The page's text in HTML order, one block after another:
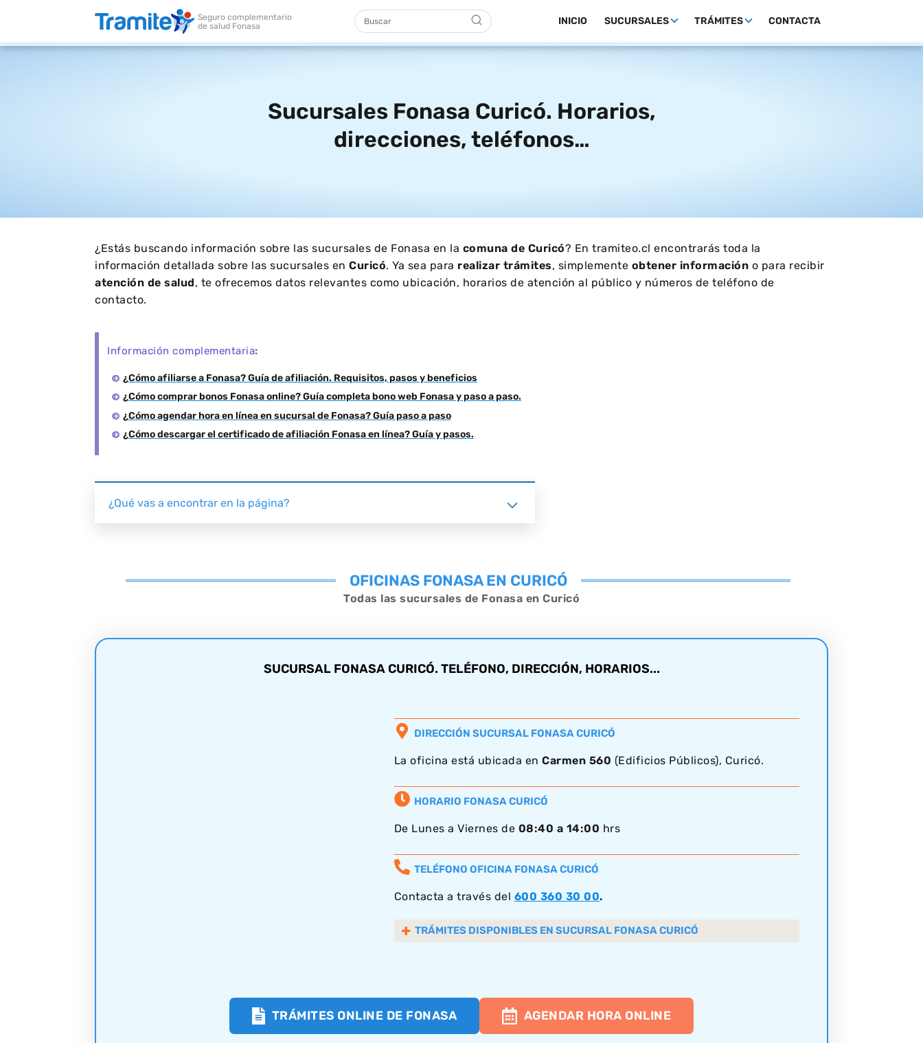
INICIO SUCURSALES TRÁMITES CONTACTA
Sucursales Fonasa Curicó. Horarios,
direcciones, teléfonos…
¿Estás buscando información sobre las sucursales de Fonasa en la comuna de Curicó? En tramiteo.cl encontrarás toda la
información detallada sobre las sucursales en Curicó. Ya sea para realizar trámites, simplemente obtener información o para recibir
atención de salud, te ofrecemos datos relevantes como ubicación, horarios de atención al público y números de teléfono de
contacto.
Información complementaria:
¿Cómo afiliarse a Fonasa? Guía de afiliación. Requisitos, pasos y beneficios
¿Cómo comprar bonos Fonasa online? Guía completa bono web Fonasa y paso a paso.
¿Cómo agendar hora en línea en sucursal de Fonasa? Guía paso a paso
¿Cómo descargar el certificado de afiliación Fonasa en línea? Guía y pasos.
¿Qué vas a encontrar en la página?
OFICINAS FONASA EN CURICÓ
Todas las sucursales de Fonasa en Curicó
SUCURSAL FONASA CURICÓ. TELÉFONO, DIRECCIÓN, HORARIOS...
DIRECCIÓN SUCURSAL FONASA CURICÓ
La oficina está ubicada enCarmen 560 (Edificios Públicos), Curicó.
HORARIO FONASA CURICÓ
De Lunes a Viernes de 08:40 a 14:00 hrs
TELÉFONO OFICINA FONASA CURICÓ
Contacta a través del 600 360 30 00.
TRÁMITES DISPONIBLES EN SUCURSAL FONASA CURICÓ
TRÁMITES ONLINE DE FONASA AGENDAR HORA ONLINE